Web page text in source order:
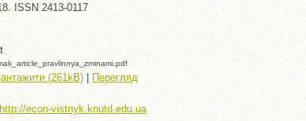
ISSN 2413-0117
(261kB) | Перегляд
http://econ-vistnyk.knutd.edu.ua